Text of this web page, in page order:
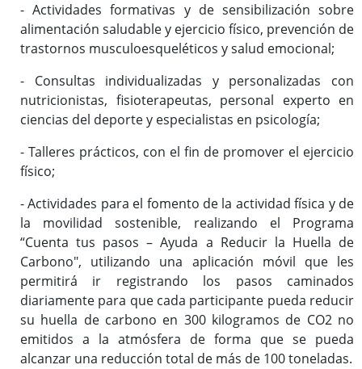
- Actividades formativas y de sensibilización sobre
alimentación saludable y ejercicio físico, prevención de
trastornos musculoesqueléticos y salud emocional;
- Consultas individualizadas y personalizadas con
nutricionistas, fisioterapeutas, personal experto en
ciencias del deporte y especialistas en psicología;
- Talleres prácticos, con el fin de promover el ejercicio
físico;
- Actividades para el fomento de la actividad física y de
la movilidad sostenible, realizando el Programa
“Cuenta tus pasos – Ayuda a Reducir la Huella de
Carbono", utilizando una aplicación móvil que les
permitirá ir registrando los pasos caminados
diariamente para que cada participante pueda reducir
su huella de carbono en 300 kilogramos de CO2 no
emitidos a la atmósfera de forma que se pueda
alcanzar una reducción total de más de 100 toneladas.